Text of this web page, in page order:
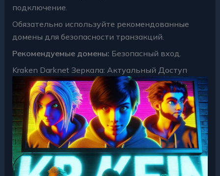
подключение.
Обязательно используйте рекомендованные
домены для безопасности транзакций.
Рекомендуемые домены: Безопасный вход.
Kraken Darknet Зеркала: Актуальный Доступ